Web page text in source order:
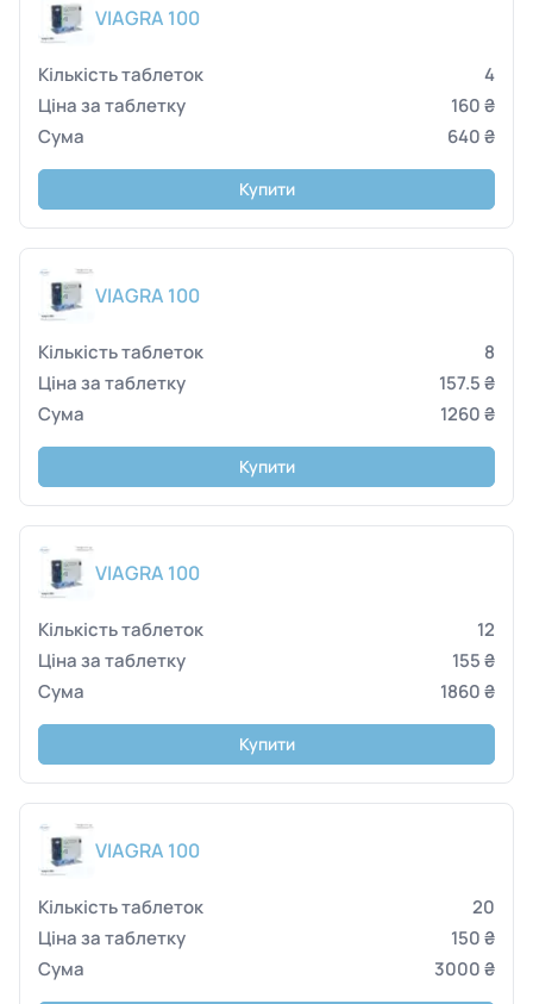
VIAGRA 100
4
160 ₴
640 ₴
Купити
VIAGRA 100
8
157.5 ₴
1260 ₴
Купити
VIAGRA 100
12
155 ₴
1860 ₴
Купити
VIAGRA 100
20
150 ₴
3000 ₴